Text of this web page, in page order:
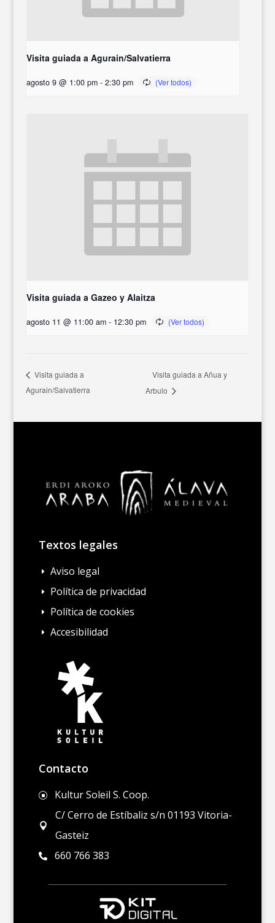
Visita guiada a Agurain/Salvatierra
agosto 9 @ 1:00 pm - 2:30 pm
Visita guiada a Gazeo y Alaitza
agosto 11 @ 11:00 am - 12:30 pm
Visita guiada a
Agurain/Salvatierra
Visita guiada a Añua y
Arbulo
Textos legales
E Aviso legal
E Política de privacidad
E Política de cookies
E Accesibilidad
Contacto
] Kultur Soleil S. Coop.

C/ Cerro de Estíbaliz s/n 01193 Vitoria-
Gasteiz
 660 766 383